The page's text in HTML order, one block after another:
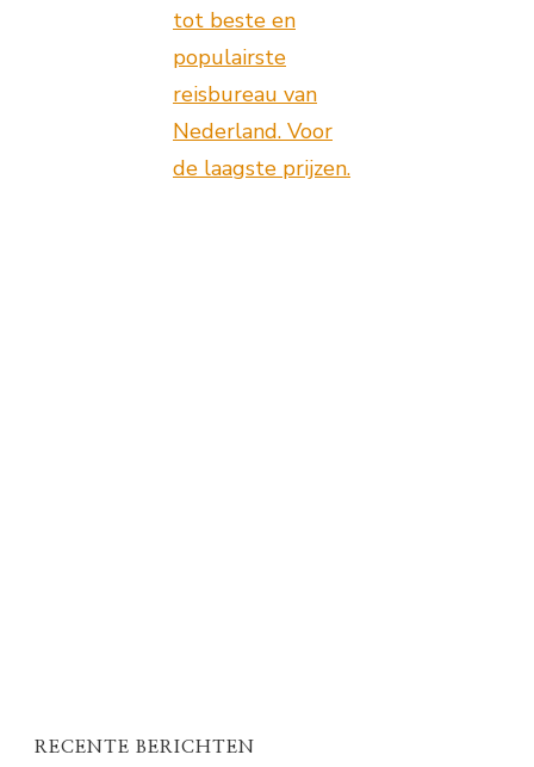
tot beste en
populairste
reisbureau van
Nederland. Voor
de laagste prijzen.
RECENTE BERICHTEN